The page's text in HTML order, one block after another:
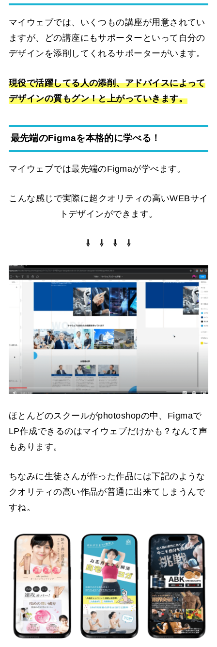
マイウェブでは、いくつもの講座が用意されてい
ますが、どの講座にもサポーターといって自分の
デザインを添削してくれるサポーターがいます。
現役で活躍してる人の添削、アドバイスによって
デザインの質もグン！と上がっていきます。
最先端のFigmaを本格的に学べる！
マイウェブでは最先端のFigmaが学べます。
こんな感じで実際に超クオリティの高いWEBサイ
トデザインができます。
⇩ ⇩ ⇩ ⇩
ほとんどのスクールがphotoshopの中、Figmaで
LP作成できるのはマイウェブだけかも？なんて声
もあります。
ちなみに生徒さんが作った作品には下記のような
クオリティの高い作品が普通に出来てしまうんで
すね。